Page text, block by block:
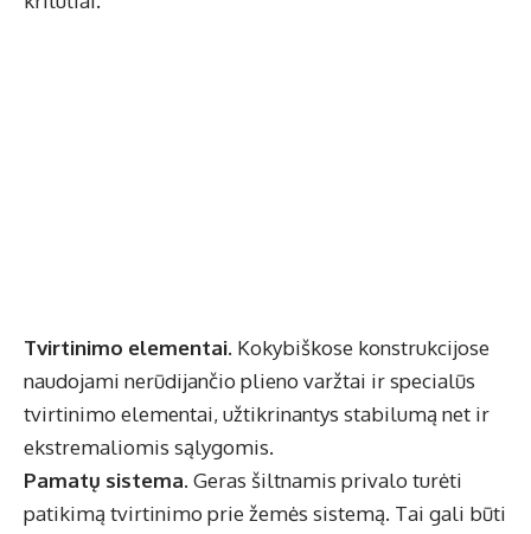
Tvirtinimo elementai. Kokybiškose konstrukcijose
naudojami nerūdijančio plieno varžtai ir specialūs
tvirtinimo elementai, užtikrinantys stabilumą net ir
ekstremaliomis sąlygomis.
Pamatų sistema. Geras šiltnamis privalo turėti
patikimą tvirtinimo prie žemės sistemą. Tai gali būti